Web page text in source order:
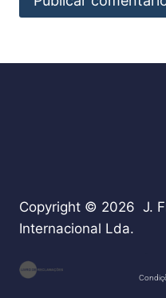
Copyright © 2026 J.
Internacional Lda.